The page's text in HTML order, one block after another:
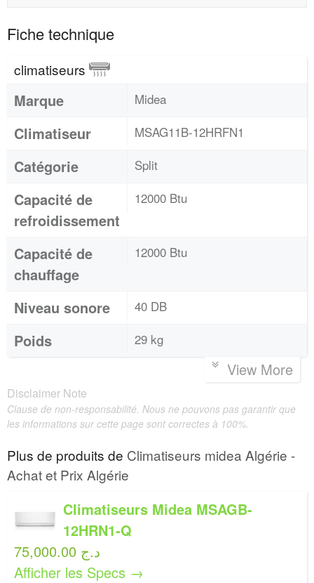
Fiche technique
climatiseurs
Marque Midea
Climatiseur MSAG11B-12HRFN1
Catégorie Split
Capacité de
refroidissement
12000 Btu
Capacité de
chauffage
12000 Btu
Niveau sonore 40 DB
Poids 29 kg
View More
Disclaimer Note
Clause de non-responsabilité. Nous ne pouvons pas garantir que
les informations sur cette page sont correctes à 100%.
Plus de produits de Climatiseurs midea Algérie -
Achat et Prix Algérie
Climatiseurs Midea MSAGB-
12HRN1-Q
75,000.00 د.ج
Afficher les Specs →